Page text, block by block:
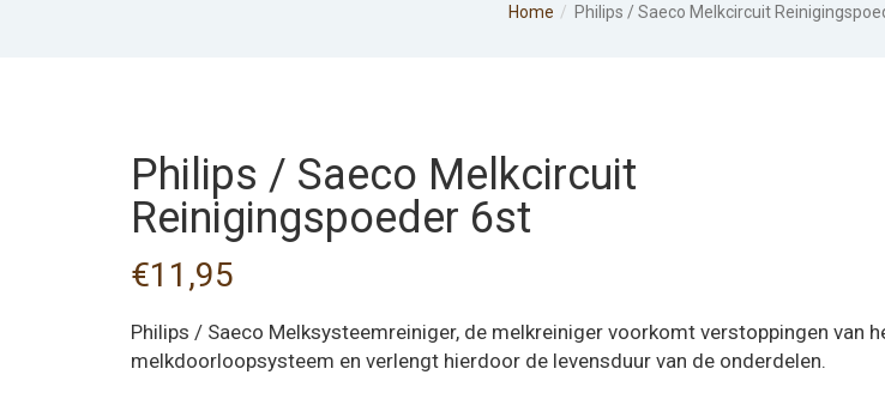
Home Philips / Saeco Melkcircuit
Philips / Saeco Melkcircuit
Reinigingspoeder 6st
€11,95
Philips / Saeco Melksysteemreiniger, de melkreiniger voorkomt verstoppingen van
melkdoorloopsysteem en verlengt hierdoor de levensduur van de onderdelen.